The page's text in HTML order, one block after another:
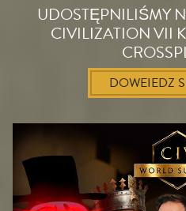
UDOSTĘPNILIŚMY
CIVILIZATION VII
DOWEIEDZ